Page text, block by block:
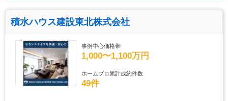
積水ハウス建設東北株式会社
事例中心価格帯
1,000〜1,100万円
ホームプロ累計成約件数
49件